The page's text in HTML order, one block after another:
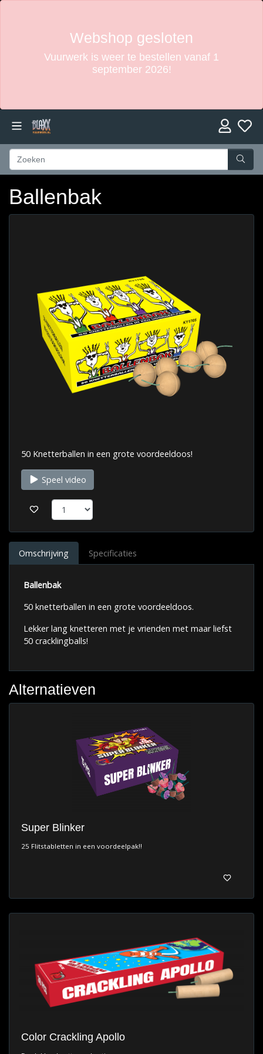
Webshop gesloten
Vuurwerk is weer te bestellen vanaf 1
september 2026!
Ballenbak
50 Knetterballen in een grote voordeeldoos!
Speel video
Omschrijving Specificaties
Ballenbak
50 knetterballen in een grote voordeeldoos.
Lekker lang knetteren met je vrienden met maar liefst
50 cracklingballs!
Alternatieven
Super Blinker
25 Flitstabletten in een voordeelpak!!
Color Crackling Apollo